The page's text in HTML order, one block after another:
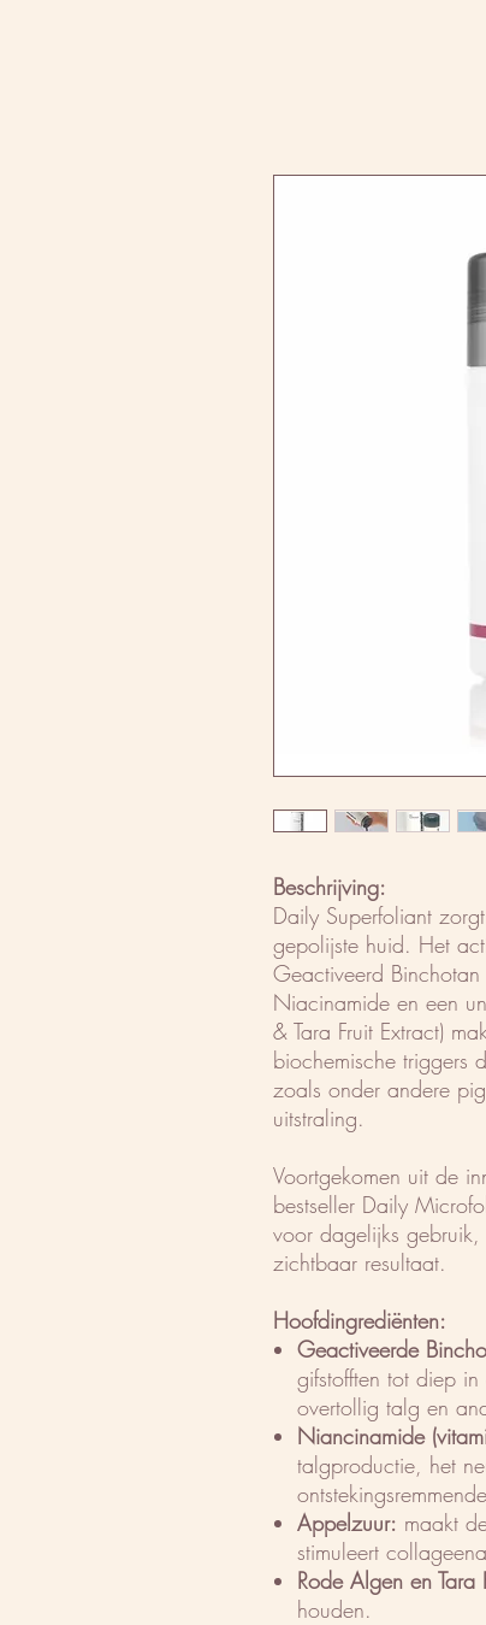
Beschrijving:
Daily Superfoliant
gepolijste huid. Het
Geactiveerd
Niacinamide en een
& Tara Fruit Extract)
biochemische triggers
zoals onder andere
uitstraling.
Voortgekomen uit de
bestseller Daily
voor dagelijks
zichtbaar resultaat.
Hoofdingrediënten:
Geactiveerde
gifstofften tot diep
overtollig talg en
Niancinamide
talgproductie, het
Appelzuur: maakt
stimuleert
Rode Algen en Tara
houden.